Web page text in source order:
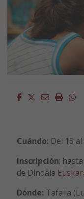
Facebook
Twitter
Email
Cuándo: Del 15
Inscripción:
de Dindaia
Dónde: Tafalla